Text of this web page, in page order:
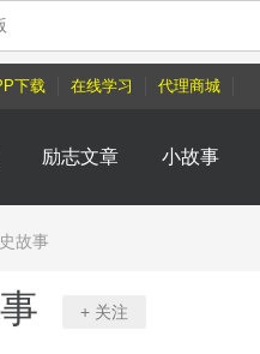
下载 在线学习 代理商城
励志文章 小故事
故事
+ 关注